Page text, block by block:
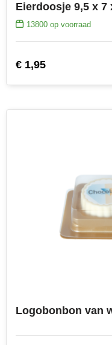
13800op voorraad
€ 1,95